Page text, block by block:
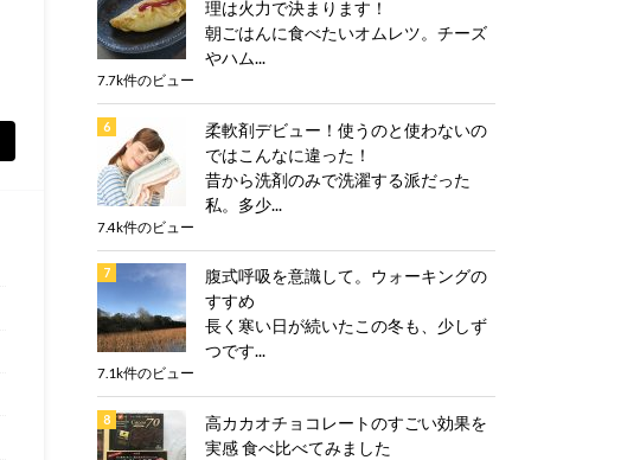
理は火力で決まります！
朝ごはんに食べたいオムレツ。チーズ
やハム...
7.7k件のビュー
柔軟剤デビュー！使うのと使わないの
ではこんなに違った！
昔から洗剤のみで洗濯する派だった
私。多少...
7.4k件のビュー
腹式呼吸を意識して。ウォーキングの
すすめ
長く寒い日が続いたこの冬も、少しず
つです...
7.1k件のビュー
高カカオチョコレートのすごい効果を
実感 食べ比べてみました